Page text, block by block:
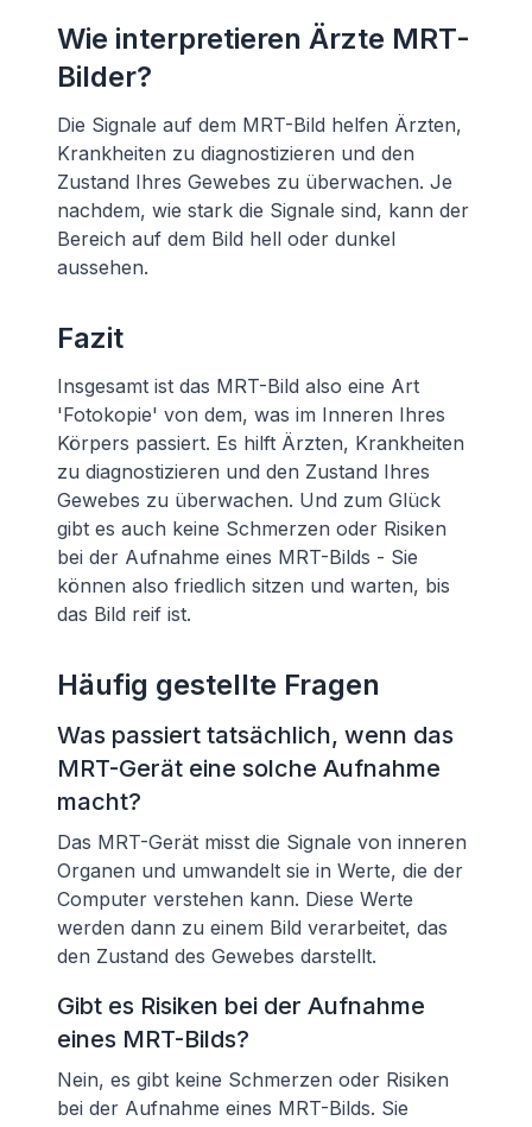
Wie interpretieren Ärzte MRT-
Bilder?
Die Signale auf dem MRT-Bild helfen Ärzten,
Krankheiten zu diagnostizieren und den
Zustand Ihres Gewebes zu überwachen. Je
nachdem, wie stark die Signale sind, kann der
Bereich auf dem Bild hell oder dunkel
aussehen.
Fazit
Insgesamt ist das MRT-Bild also eine Art
'Fotokopie' von dem, was im Inneren Ihres
Körpers passiert. Es hilft Ärzten, Krankheiten
zu diagnostizieren und den Zustand Ihres
Gewebes zu überwachen. Und zum Glück
gibt es auch keine Schmerzen oder Risiken
bei der Aufnahme eines MRT-Bilds - Sie
können also friedlich sitzen und warten, bis
das Bild reif ist.
Häufig gestellte Fragen
Was passiert tatsächlich, wenn das
MRT-Gerät eine solche Aufnahme
macht?
Das MRT-Gerät misst die Signale von inneren
Organen und umwandelt sie in Werte, die der
Computer verstehen kann. Diese Werte
werden dann zu einem Bild verarbeitet, das
den Zustand des Gewebes darstellt.
Gibt es Risiken bei der Aufnahme
eines MRT-Bilds?
Nein, es gibt keine Schmerzen oder Risiken
bei der Aufnahme eines MRT-Bilds. Sie